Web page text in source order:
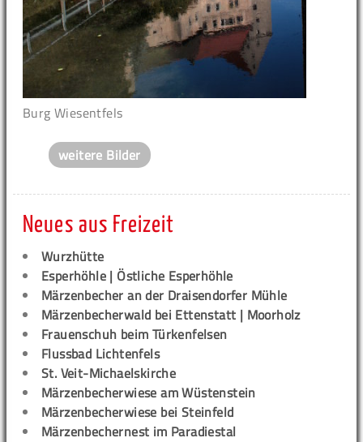
Burg Wiesentfels
weitere Bilder
Neues aus Freizeit
Wurzhütte
Esperhöhle | Östliche Esperhöhle
Märzenbecher an der Draisendorfer Mühle
Märzenbecherwald bei Ettenstatt | Moorholz
Frauenschuh beim Türkenfelsen
Flussbad Lichtenfels
St. Veit-Michaelskirche
Märzenbecherwiese am Wüstenstein
Märzenbecherwiese bei Steinfeld
Märzenbechernest im Paradiestal